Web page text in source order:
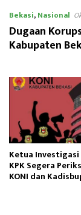
Bekasi,Nasional
Dugaan
Kabupaten
Ketua Investigasi
KPK Segera
KONI dan